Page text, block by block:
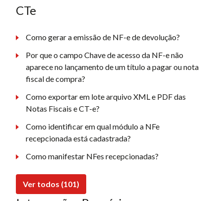
CTe
Como gerar a emissão de NF-e de devolução?
Por que o campo Chave de acesso da NF-e não
aparece no lançamento de um título a pagar ou nota
fiscal de compra?
Como exportar em lote arquivo XML e PDF das
Notas Fiscais e CT-e?
Como identificar em qual módulo a NFe
recepcionada está cadastrada?
Como manifestar NFes recepcionadas?
Ver todos (101)